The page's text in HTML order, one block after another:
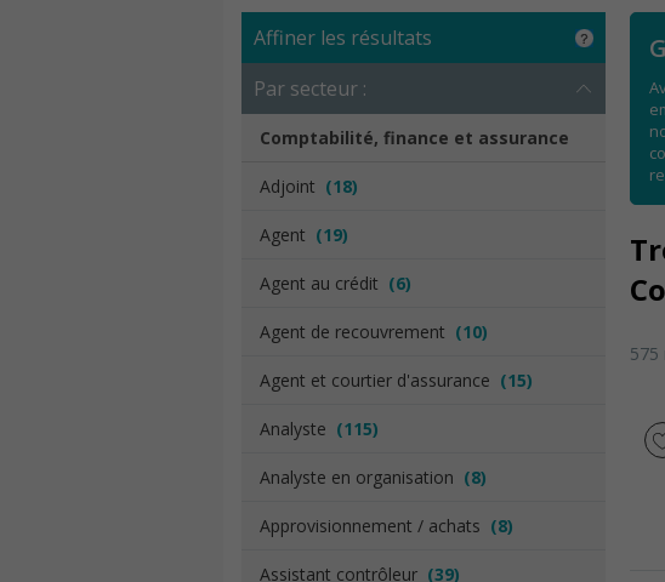
Affiner les résultats
Par secteur :
Comptabilité, finance et assurance
Adjoint (18)
Agent (19)
Agent au crédit (6)
Agent de recouvrement (10)
Agent et courtier d'assurance (15)
Analyste (115)
Analyste en organisation (8)
Approvisionnement / achats (8)
Assistant contrôleur (39)
575